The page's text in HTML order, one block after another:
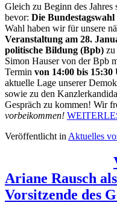
Gleich zu Beginn des Jahres
bevor: Die
Wahl haben wir für unsere
Veranstaltung am 28.
politische Bildung (Bpb) zu
Simon Hauser von der Bpb
Termin von 14:00 bis 15:30
aktuelle Lage unserer
sowie zu den
Gespräch zu kommen! Wir
vorbeikommen!
Veröffentlicht in Aktuelles
Ariane Rausch
Vorsitzende des